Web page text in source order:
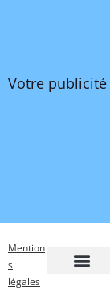
Votre publicité
Mention
s
légales